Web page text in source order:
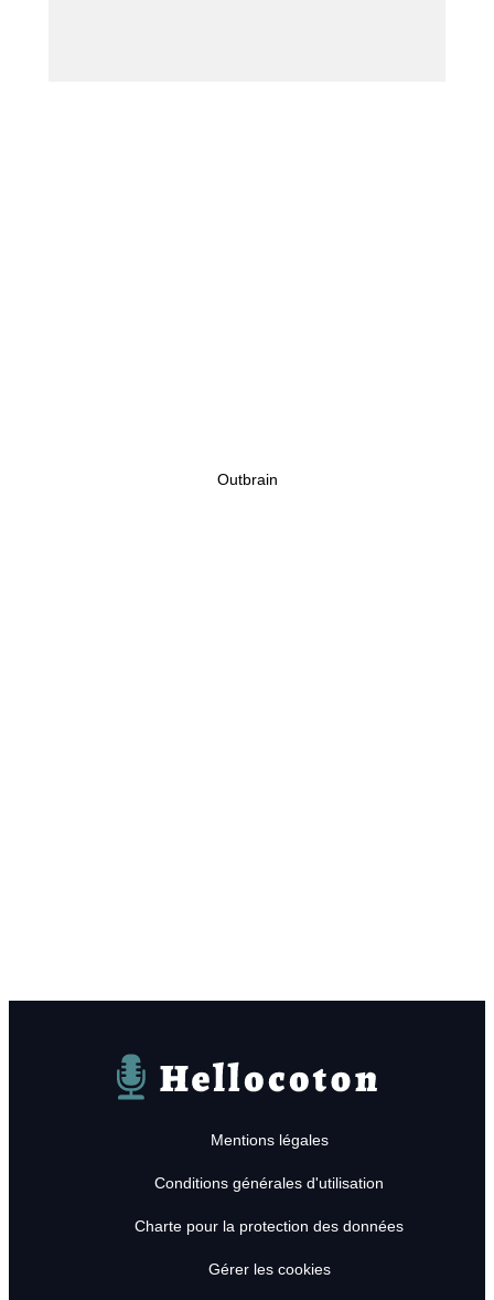
Outbrain
Hellocoton
Mentions légales
Conditions générales d'utilisation
Charte pour la protection des données
Gérer les cookies